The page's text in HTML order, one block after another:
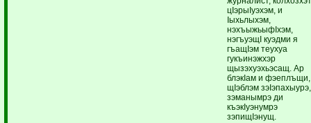
цIэрыIуэхэм, и
Iыхьлыхэм,
нэхъыжьыфIхэм,
нэгъуэщI куэдми я
гъащIэм теухуа
гукъинэжхэр
щызэхуэхьэсащ. Ар
блэкIам и фэеплъщи,
щIэблэм зэIэпахыурэ,
зэманымрэ ди
къэкIуэнумрэ
зэпищIэнущ.